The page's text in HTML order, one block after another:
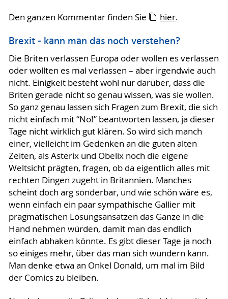
Den ganzen Kommentar finden Sie hier.
Brexit - kann man das noch verstehen?
Die Briten verlassen Europa oder wollen es verlassen
oder wollten es mal verlassen – aber irgendwie auch
nicht. Einigkeit besteht wohl nur darüber, dass die
Briten gerade nicht so genau wissen, was sie wollen.
So ganz genau lassen sich Fragen zum Brexit, die sich
nicht einfach mit “No!” beantworten lassen, ja dieser
Tage nicht wirklich gut klären. So wird sich manch
einer, vielleicht im Gedenken an die guten alten
Zeiten, als Asterix und Obelix noch die eigene
Weltsicht prägten, fragen, ob da eigentlich alles mit
rechten Dingen zugeht in Britannien. Manches
scheint doch arg sonderbar, und wie schön wäre es,
wenn einfach ein paar sympathische Gallier mit
pragmatischen Lösungsansätzen das Ganze in die
Hand nehmen würden, damit man das endlich
einfach abhaken könnte. Es gibt dieser Tage ja noch
so einiges mehr, über das man sich wundern kann.
Man denke etwa an Onkel Donald, um mal im Bild
der Comics zu bleiben.